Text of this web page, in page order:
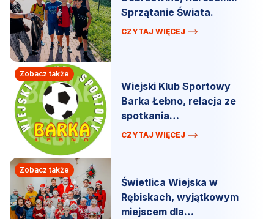
Sprzątanie Świata.
CZYTAJ WIĘCEJ
Zobacz także
Wiejski Klub Sportowy
Barka Łebno, relacja ze
spotkania
organizacyjnego.
CZYTAJ WIĘCEJ
Zobacz także
Świetlica Wiejska w
Rębiskach, wyjątkowym
miejscem dla